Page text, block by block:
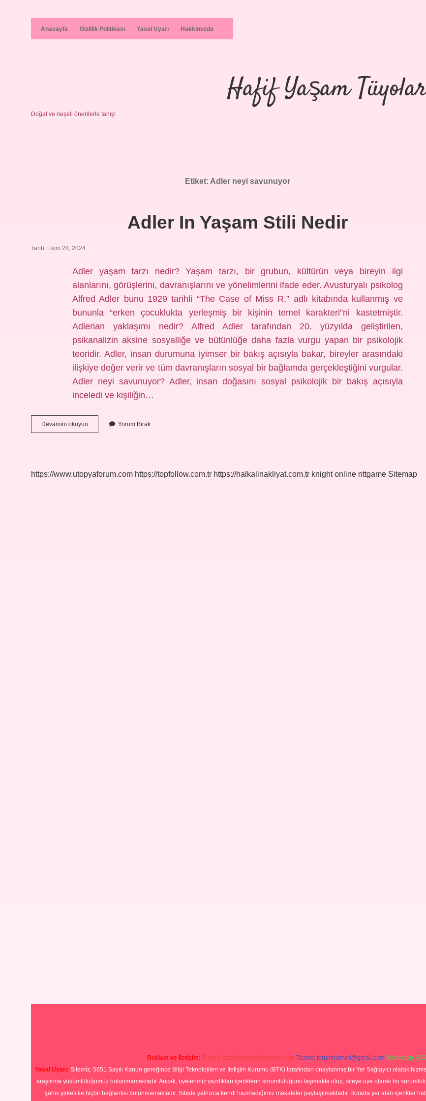
Anasayfa Gizlilik Politikası Yasal Uyarı Hakkımızda
Hafif Yaşam
Doğal ve neşeli önerilerle tanış!
Etiket: Adler neyi savunuyor
Adler In Yaşam Stili Nedir
Tarih: Ekim 28, 2024
Adler yaşam tarzı nedir? Yaşam tarzı, bir grubun, kültürün veya bireyin ilgi
alanlarını, görüşlerini, davranışlarını ve yönelimlerini ifade eder. Avusturyalı psikolog
Alfred Adler bunu 1929 tarihli “The Case of Miss R.” adlı kitabında kullanmış ve
bununla “erken çocuklukta yerleşmiş bir kişinin temel karakteri”ni kastetmiştir.
Adlerian yaklaşımı nedir? Alfred Adler tarafından 20. yüzyılda geliştirilen,
psikanalizin aksine sosyalliğe ve bütünlüğe daha fazla vurgu yapan bir psikolojik
teoridir. Adler, insan durumuna iyimser bir bakış açısıyla bakar, bireyler arasındaki
ilişkiye değer verir ve tüm davranışların sosyal bir bağlamda gerçekleştiğini vurgular.
Adler neyi savunuyor? Adler, insan doğasını sosyal psikolojik bir bakış açısıyla
inceledi ve kişiliğin…
Devamını okuyun
In
Yorum Bırak
https://www.utopyaforum.com https://topfollow.com.tr https://halkalinakliyat.com.tr knight online nttgame Sitemap
Reklam ve İletişim: E-mail: backlinkpaneli@gmail.com Teams: forumhizmeti@gmail.com Whatsapp:
Yasal Uyarı: Sitemiz, 5651 Sayılı Kanun gereğince Bilgi Teknolojileri ve İletişim Kurumu (BTK) tarafından onaylanmış bir Yer Sağlayıcı olarak
araştırma yükümlülüğümüz bulunmamaktadır. Ancak, üyelerimiz yazdıkları içeriklerin sorumluluğunu taşımakta olup, siteye üye olarak bu
şahıs şirketi ile hiçbir bağlantısı bulunmamaktadır. Sitede yalnızca kendi hazırladığımız makaleler paylaşılmaktadır. Burada yer alan içerikler